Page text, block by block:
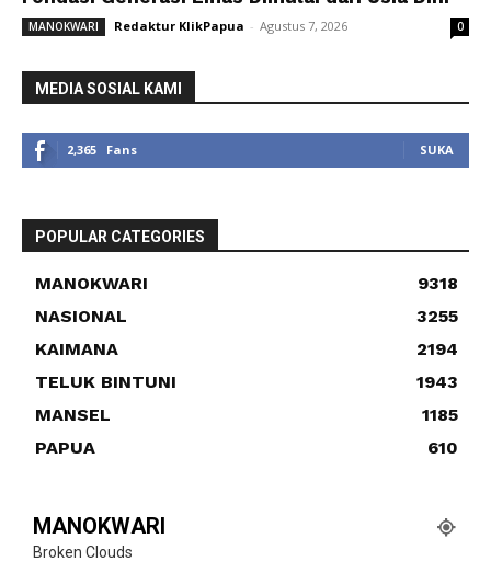
MANOKWARI Redaktur KlikPapua - Agustus 7, 2026 0
MEDIA SOSIAL KAMI
2,365 Fans SUKA
POPULAR CATEGORIES
MANOKWARI
9318
NASIONAL
3255
KAIMANA
2194
TELUK BINTUNI
1943
MANSEL
1185
PAPUA
610
MANOKWARI
Broken Clouds